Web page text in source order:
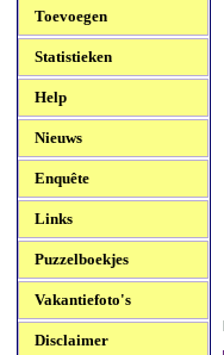
Toevoegen
Statistieken
Help
Nieuws
Enquête
Links
Puzzelboekjes
Vakantiefoto's
Disclaimer